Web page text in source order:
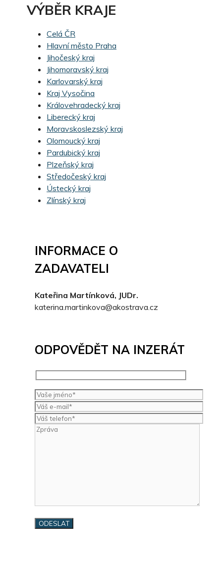
VÝBĚR KRAJE
Celá ČR
Hlavní město Praha
Jihočeský kraj
Jihomoravský kraj
Karlovarský kraj
Kraj Vysočina
Královehradecký kraj
Liberecký kraj
Moravskoslezský kraj
Olomoucký kraj
Pardubický kraj
Plzeňský kraj
Středočeský kraj
Ústecký kraj
Zlínský kraj
INFORMACE O
ZADAVATELI
Kateřina Martínková, JUDr.
katerina.martinkova@akostrava.cz
ODPOVĚDĚT NA INZERÁT